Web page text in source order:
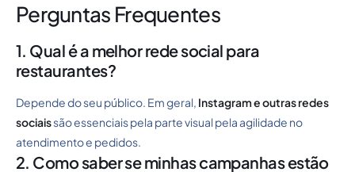
Perguntas Frequentes
1. Qual é a melhor rede social para
restaurantes?
Depende do seu público. Em geral, Instagram e outras redes
sociaissão essenciais pela parte visual pela agilidade no
atendimento e pedidos.
2. Como saber se minhas campanhas estão